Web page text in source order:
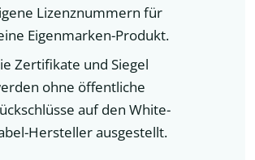
Lizenznummern für
Eigenmarken-Produkt.
Zertifikate und Siegel
ohne öffentliche
auf den White-
Hersteller ausgestellt.